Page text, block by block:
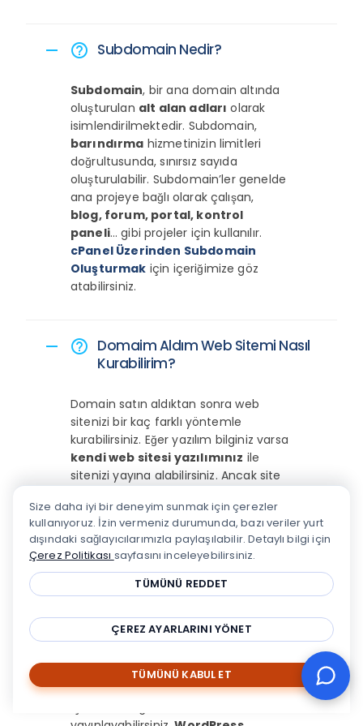
remove help_outline Subdomain Nedir?
Subdomain, bir ana domain altında
oluşturulan alt alan adları olarak
isimlendirilmektedir. Subdomain,
barındırma hizmetinizin limitleri
doğrultusunda, sınırsız sayıda
oluşturulabilir. Subdomain’ler genelde
ana projeye bağlı olarak çalışan,
blog, forum, portal, kontrol
paneli… gibi projeler için kullanılır.
cPanel Üzerinden Subdomain
Oluşturmak için içeriğimize göz
atabilirsiniz.
remove help_outline Domaim Aldım Web Sitemi Nasıl
Kurabilirim?
Domain satın aldıktan sonra web
sitenizi bir kaç farklı yöntemle
kurabilirsiniz. Eğer yazılım bilginiz varsa
kendi web sitesi yazılımınız ile
sitenizi yayına alabilirsiniz. Ancak site
yoksaya da yazılım ekibine yetecek
bütçeniz mevcut değilse,
WordPress Hostingya daHazır
Site Hosting
paketleri ile kendi
sitenizi, hızlı ve kolay bir şekilde yayına
alabilirsiniz.WordPress Hosting
paketlerinde yer alan “Tek Tıkla
Kurulum” özelliği sayesinde, sadece
detay ile uğraşmadan sitenizi
kurabilir, WordPress Panel üzerinden,
Size daha iyi bir deneyim sunmak için çerezler
kullanıyoruz. İzin vermeniz durumunda, bazı veriler yurt
dışındaki sağlayıcılarımızla paylaşılabilir. Detaylı bilgi için
Çerez Politikası sayfasını inceleyebilirsiniz.
TÜMÜNÜ REDDET
ÇEREZ AYARLARINI YÖNET
TÜMÜNÜ KABUL ET